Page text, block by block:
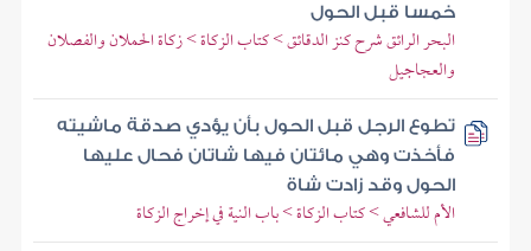
خمسا قبل الحول
البحر الرائق شرح كنز الدقائق > كتاب الزكاة > زكاة الحملان والفصلان
والعجاجيل
تطوع الرجل قبل الحول بأن يؤدي صدقة ماشيته
فأخذت وهي مائتان فيها شاتان فحال عليها
الحول وقد زادت شاة
الأم للشافعي > كتاب الزكاة > باب النية في إخراج الزكاة